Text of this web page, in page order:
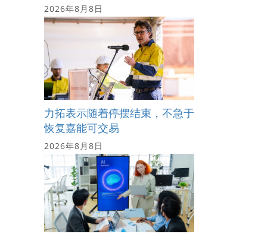
2026年8月8日
力拓表示随着停摆结束，不急于
恢复嘉能可交易
2026年8月8日